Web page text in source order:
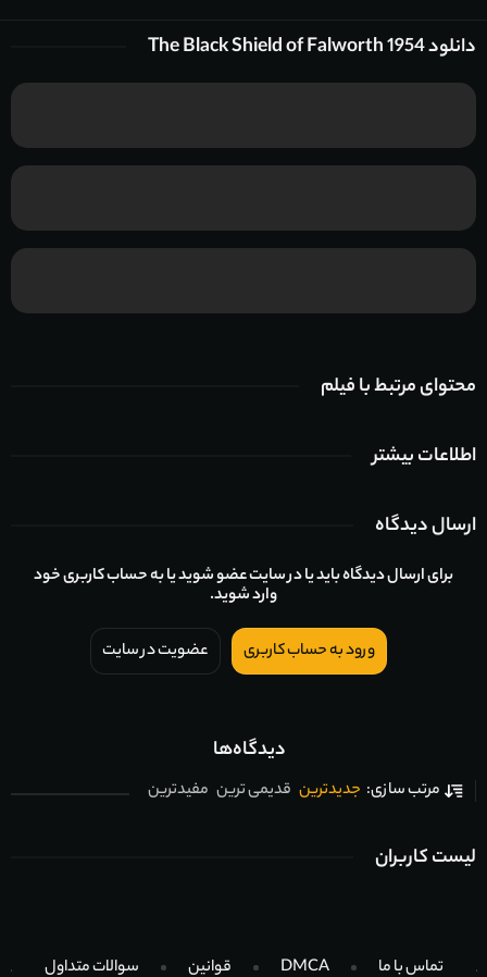
دانلود The Black Shield of Falworth 1954
محتوای مرتبط با فیلم
اطلاعات بیشتر
ارسال دیدگاه
برای ارسال دیدگاه باید یا در سایت عضو شوید یا به حساب کاربری خود
وارد شوید.
ورود به حساب کاربری عضویت در سایت
دیدگاه‌ها
مرتب سازی: جدیدترین قدیمی ترین مفیدترین
لیست کاربران
تماس با ما DMCA قوانین سوالات متداول